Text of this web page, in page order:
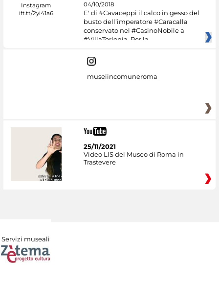
04/10/2018
E' di #Cavaceppi il calco in gesso del
busto dell’imperatore #Caracalla
conservato nel #CasinoNobile a
#VillaTorlonia. Per la
museiincomuneroma
25/11/2021
Video LIS del Museo di Roma in
Trastevere
Servizi museali